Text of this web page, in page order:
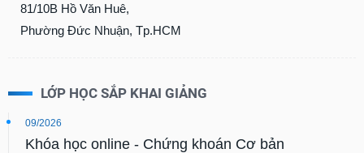
81/10B Hồ Văn Huê,
Phường Đức Nhuận, Tp.HCM
LỚP HỌC SẮP KHAI GIẢNG
09/2026
Khóa học online - Chứng khoán Cơ bản